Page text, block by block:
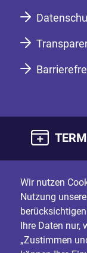
Wir nutzen
Nutzung
Ihre Daten nur,
„Zustimmen